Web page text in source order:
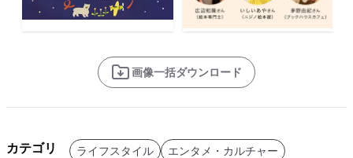
画像一括ダウンロード
カテゴリ ライフスタイル エンタメ・カルチャー